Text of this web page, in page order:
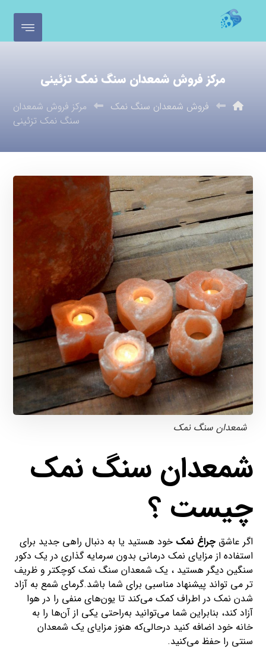
مرکز فروش شمعدان سنگ نمک تزئینی
فروش شمعدان سنگ نمک
مرکز فروش شمعدان
سنگ نمک تزئینی
شمعدان سنگ نمک
شمعدان سنگ نمک
چیست ؟
اگر عاشقچراغ نمک خود هستید یا به دنبال راهی جدید برای
استفاده از مزایای نمک درمانی بدون سرمایه گذاری در یک دکور
سنگین دیگر هستید ، یک شمعدان سنگ نمک کوچکتر و ظریف
تر می تواند پیشنهاد مناسبی برای شما باشد.گرمای شمع به آزاد
شدن نمک در اطراف کمک می‌کند تا یون‌های منفی را در هوا
آزاد کند، بنابراین شما می‌توانید به‌راحتی یکی از آن‌ها را به
خانه خود اضافه کنید درحالی‌که هنوز مزایای یک شمعدان
سنتی را حفظ می‌کنید.